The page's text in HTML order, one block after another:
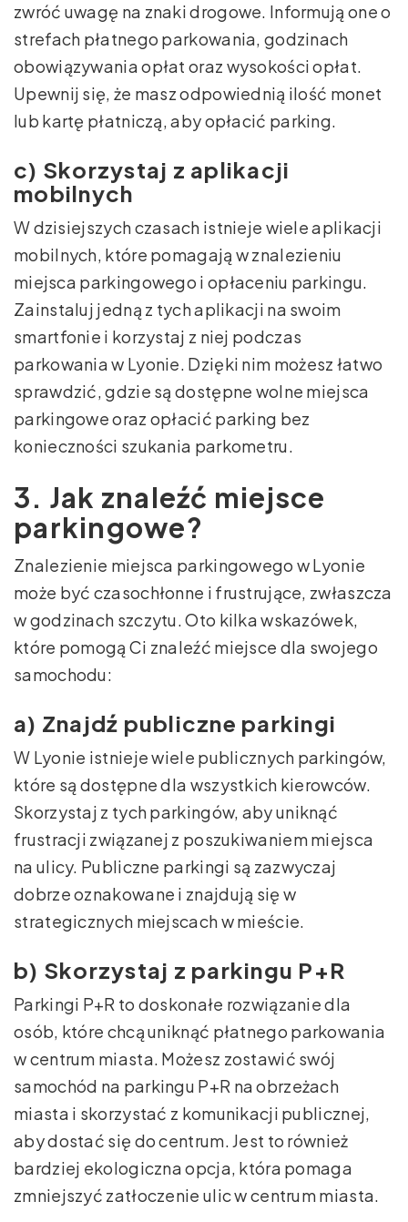
zwróć uwagę na znaki drogowe. Informują one o
strefach płatnego parkowania, godzinach
obowiązywania opłat oraz wysokości opłat.
Upewnij się, że masz odpowiednią ilość monet
lub kartę płatniczą, aby opłacić parking.
c) Skorzystaj z aplikacji
mobilnych
W dzisiejszych czasach istnieje wiele aplikacji
mobilnych, które pomagają w znalezieniu
miejsca parkingowego i opłaceniu parkingu.
Zainstaluj jedną z tych aplikacji na swoim
smartfonie i korzystaj z niej podczas
parkowania w Lyonie. Dzięki nim możesz łatwo
sprawdzić, gdzie są dostępne wolne miejsca
parkingowe oraz opłacić parking bez
konieczności szukania parkometru.
3. Jak znaleźć miejsce
parkingowe?
Znalezienie miejsca parkingowego w Lyonie
może być czasochłonne i frustrujące, zwłaszcza
w godzinach szczytu. Oto kilka wskazówek,
które pomogą Ci znaleźć miejsce dla swojego
samochodu:
a) Znajdź publiczne parkingi
W Lyonie istnieje wiele publicznych parkingów,
które są dostępne dla wszystkich kierowców.
Skorzystaj z tych parkingów, aby uniknąć
frustracji związanej z poszukiwaniem miejsca
na ulicy. Publiczne parkingi są zazwyczaj
dobrze oznakowane i znajdują się w
strategicznych miejscach w mieście.
b) Skorzystaj z parkingu P+R
Parkingi P+R to doskonałe rozwiązanie dla
osób, które chcą uniknąć płatnego parkowania
w centrum miasta. Możesz zostawić swój
samochód na parkingu P+R na obrzeżach
miasta i skorzystać z komunikacji publicznej,
aby dostać się do centrum. Jest to również
bardziej ekologiczna opcja, która pomaga
zmniejszyć zatłoczenie ulic w centrum miasta.